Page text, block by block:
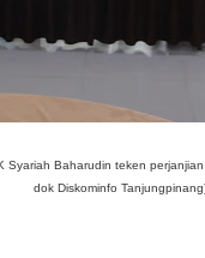
Syariah Baharudin teken
dok Diskominfo